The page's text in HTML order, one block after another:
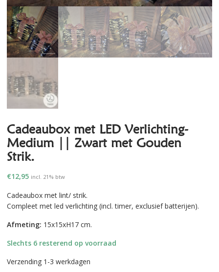
Cadeaubox met LED Verlichting-
Medium || Zwart met Gouden
Strik.
€12,95 incl. 21% btw
Cadeaubox met lint/ strik.
Compleet met led verlichting (incl. timer, exclusief batterijen).
Afmeting: 15x15xH17 cm.
Slechts 6 resterend op voorraad
Verzending 1-3 werkdagen